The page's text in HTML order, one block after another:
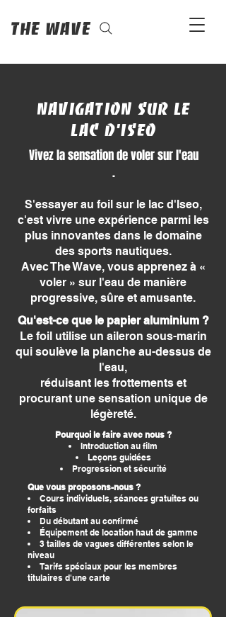
The Wave
Navigation sur le
lac d'Iseo
Vivez la sensation de voler sur l'eau
.
S'essayer au foil sur le lac d'Iseo,
c'est vivre une expérience parmi les
plus innovantes dans le domaine
des sports nautiques.
Avec The Wave, vous apprenez à «
voler » sur l'eau de manière
progressive, sûre et amusante.
Qu'est-ce que le papier aluminium ?
Le foil utilise un aileron sous-marin
qui soulève la planche au-dessus de
l'eau,
réduisant les frottements et
procurant une sensation unique de
légèreté.
Pourquoi le faire avec nous ?
Introduction au film
Leçons guidées
Progression et sécurité
Que vous proposons-nous ?
Cours individuels, séances gratuites ou
forfaits
Du débutant au confirmé
Équipement de location haut de gamme
3 tailles de vagues différentes selon le
niveau
Tarifs spéciaux pour les membres
titulaires d'une carte